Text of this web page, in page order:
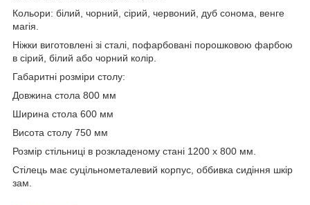
Кольори: білий, чорний, сірий, червоний, дуб сонома, венге
магія.
Ніжки виготовлені зі сталі, пофарбовані порошковою фарбою
в сірий, білий або чорний колір.
Габаритні розміри столу:
Довжина стола 800 мм
Ширина стола 600 мм
Висота столу 750 мм
Розмір стільниці в розкладеному стані 1200 х 800 мм.
Стілець має суцільнометалевий корпус, оббивка сидіння шкір
зам.